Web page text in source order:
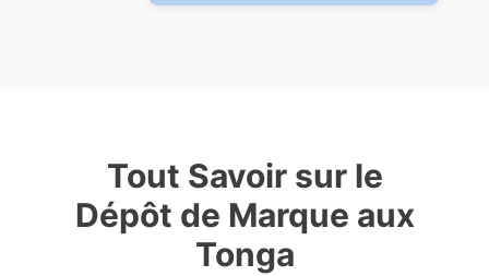
Tout Savoir sur le
Dépôt de Marque aux
Tonga